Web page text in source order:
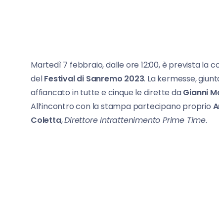
Martedì 7 febbraio, dalle ore 12:00, è prevista la
delFestival di Sanremo 2023. La kermesse,
affiancato in tutte e cinque le dirette daGianni
All’incontro con la stampa partecipano proprio
Coletta,Direttore Intrattenimento Prime Time.